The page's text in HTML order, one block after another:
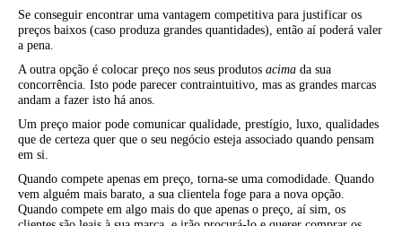
Se conseguir encontrar uma vantagem competitiva para justificar os
preços baixos (caso produza grandes quantidades), então aí poderá valer
a pena.
A outra opção é colocar preço nos seus produtos acima da sua
concorrência. Isto pode parecer contraintuitivo, mas as grandes marcas
andam a fazer isto há anos.
Um preço maior pode comunicar qualidade, prestígio, luxo, qualidades
que de certeza quer que o seu negócio esteja associado quando pensam
em si.
Quando compete apenas em preço, torna-se uma comodidade. Quando
vem alguém mais barato, a sua clientela foge para a nova opção.
Quando compete em algo mais do que apenas o preço, aí sim, os